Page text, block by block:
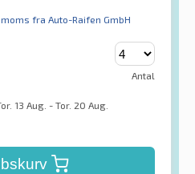
fra Auto-Raifen GmbH
Antal
13 Aug. - Tor. 20 Aug.